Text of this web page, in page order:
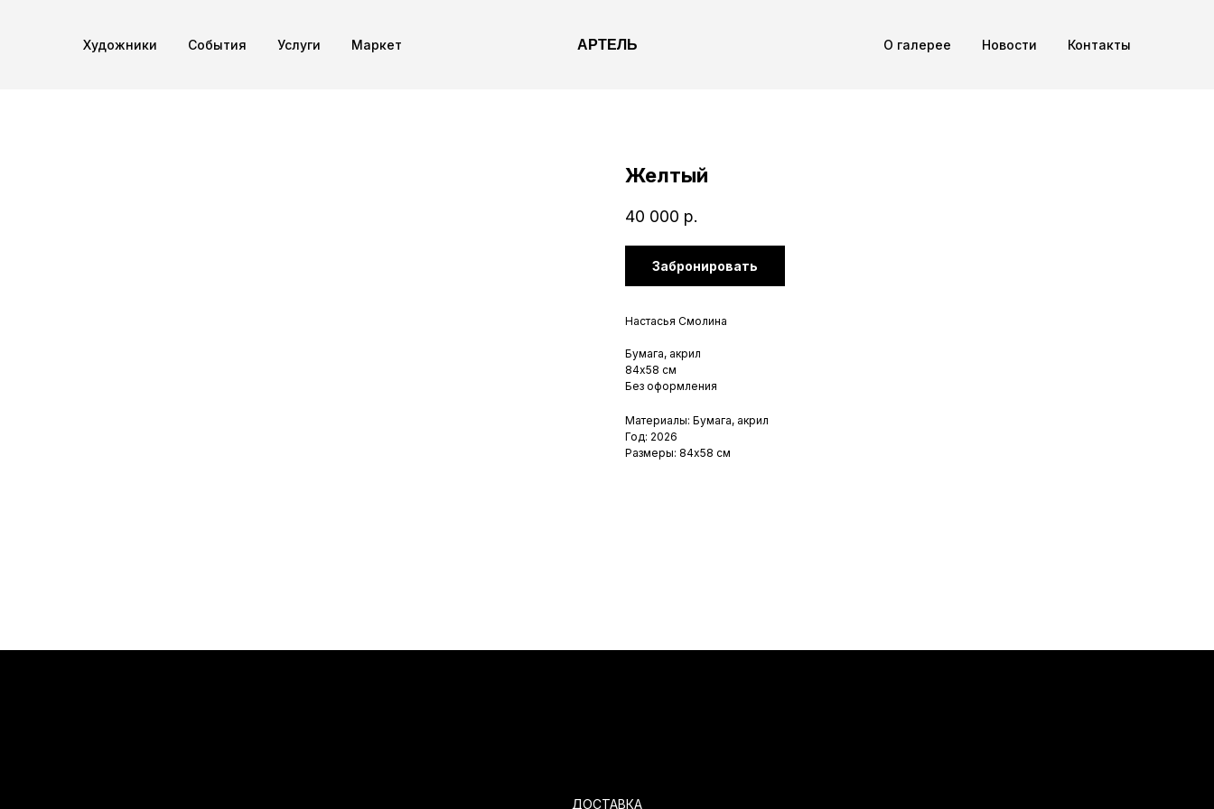
АРТЕЛЬ
Художники Cобытия Услуги Маркет О галерее Новости Контакты
Желтый
40 000 р.
Забронировать
Настасья Смолина
Бумага, акрил
84х58 см
Без оформления
Материалы: Бумага, акрил
Год: 2026
Размеры: 84х58 см
ДОСТАВКА